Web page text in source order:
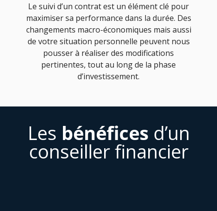
Le suivi d’un contrat est un élément clé pour
maximiser sa performance dans la durée. Des
changements macro-économiques mais aussi
de votre situation personnelle peuvent nous
pousser à réaliser des modifications
pertinentes, tout au long de la phase
d’investissement.
Les bénéfices d’un
conseiller financier